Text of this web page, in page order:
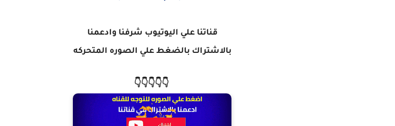
قناتنا علي اليوتيوب شرفنا وادعمنا
بالاشتراك بالضغط علي الصوره المتحركه
👇👇👇👇👇